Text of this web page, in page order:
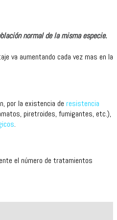
normal de la misma especie.
va aumentando cada vez mas en la
por la existencia de resistencia
piretroides, fumigantes, etc.),
.
el número de tratamientos